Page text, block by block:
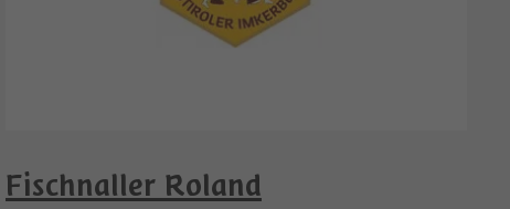
Fischnaller Roland